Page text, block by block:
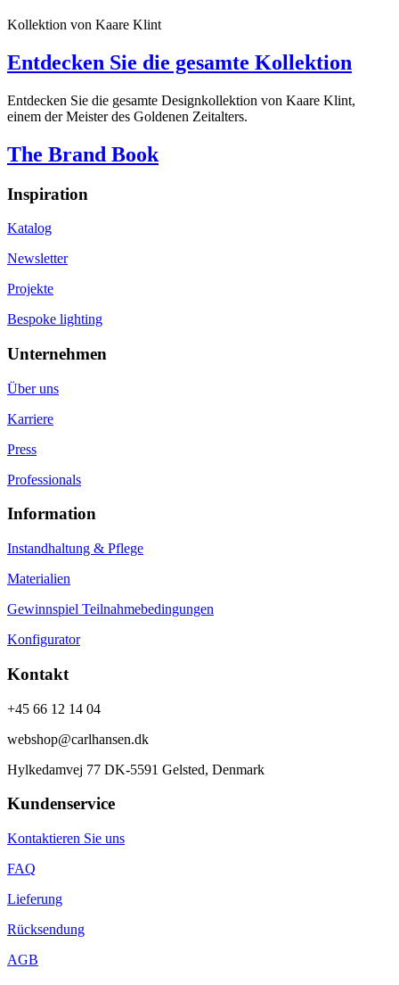
Kollektion von Kaare Klint
Entdecken Sie die gesamte Kollektion
Entdecken Sie die gesamte Designkollektion von Kaare Klint,
einem der Meister des Goldenen Zeitalters.
The Brand Book
Inspiration
Katalog
Newsletter
Projekte
Bespoke lighting
Unternehmen
Über uns
Karriere
Press
Professionals
Information
Instandhaltung & Pflege
Materialien
Gewinnspiel Teilnahmebedingungen
Konfigurator
Kontakt
+45 66 12 14 04
webshop@carlhansen.dk
Hylkedamvej 77 DK-5591 Gelsted, Denmark
Kundenservice
Kontaktieren Sie uns
FAQ
Lieferung
Rücksendung
AGB